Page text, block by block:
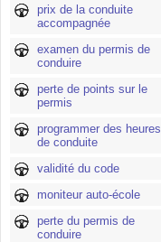
prix de la conduite
accompagnée
examen du permis de
conduire
perte de points sur le
permis
programmer des heures
de conduite
validité du code
moniteur auto-école
perte du permis de
conduire